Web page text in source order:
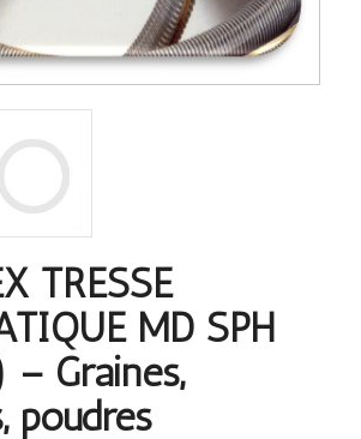
TRESSE
MD SPH
– Graines,
poudres